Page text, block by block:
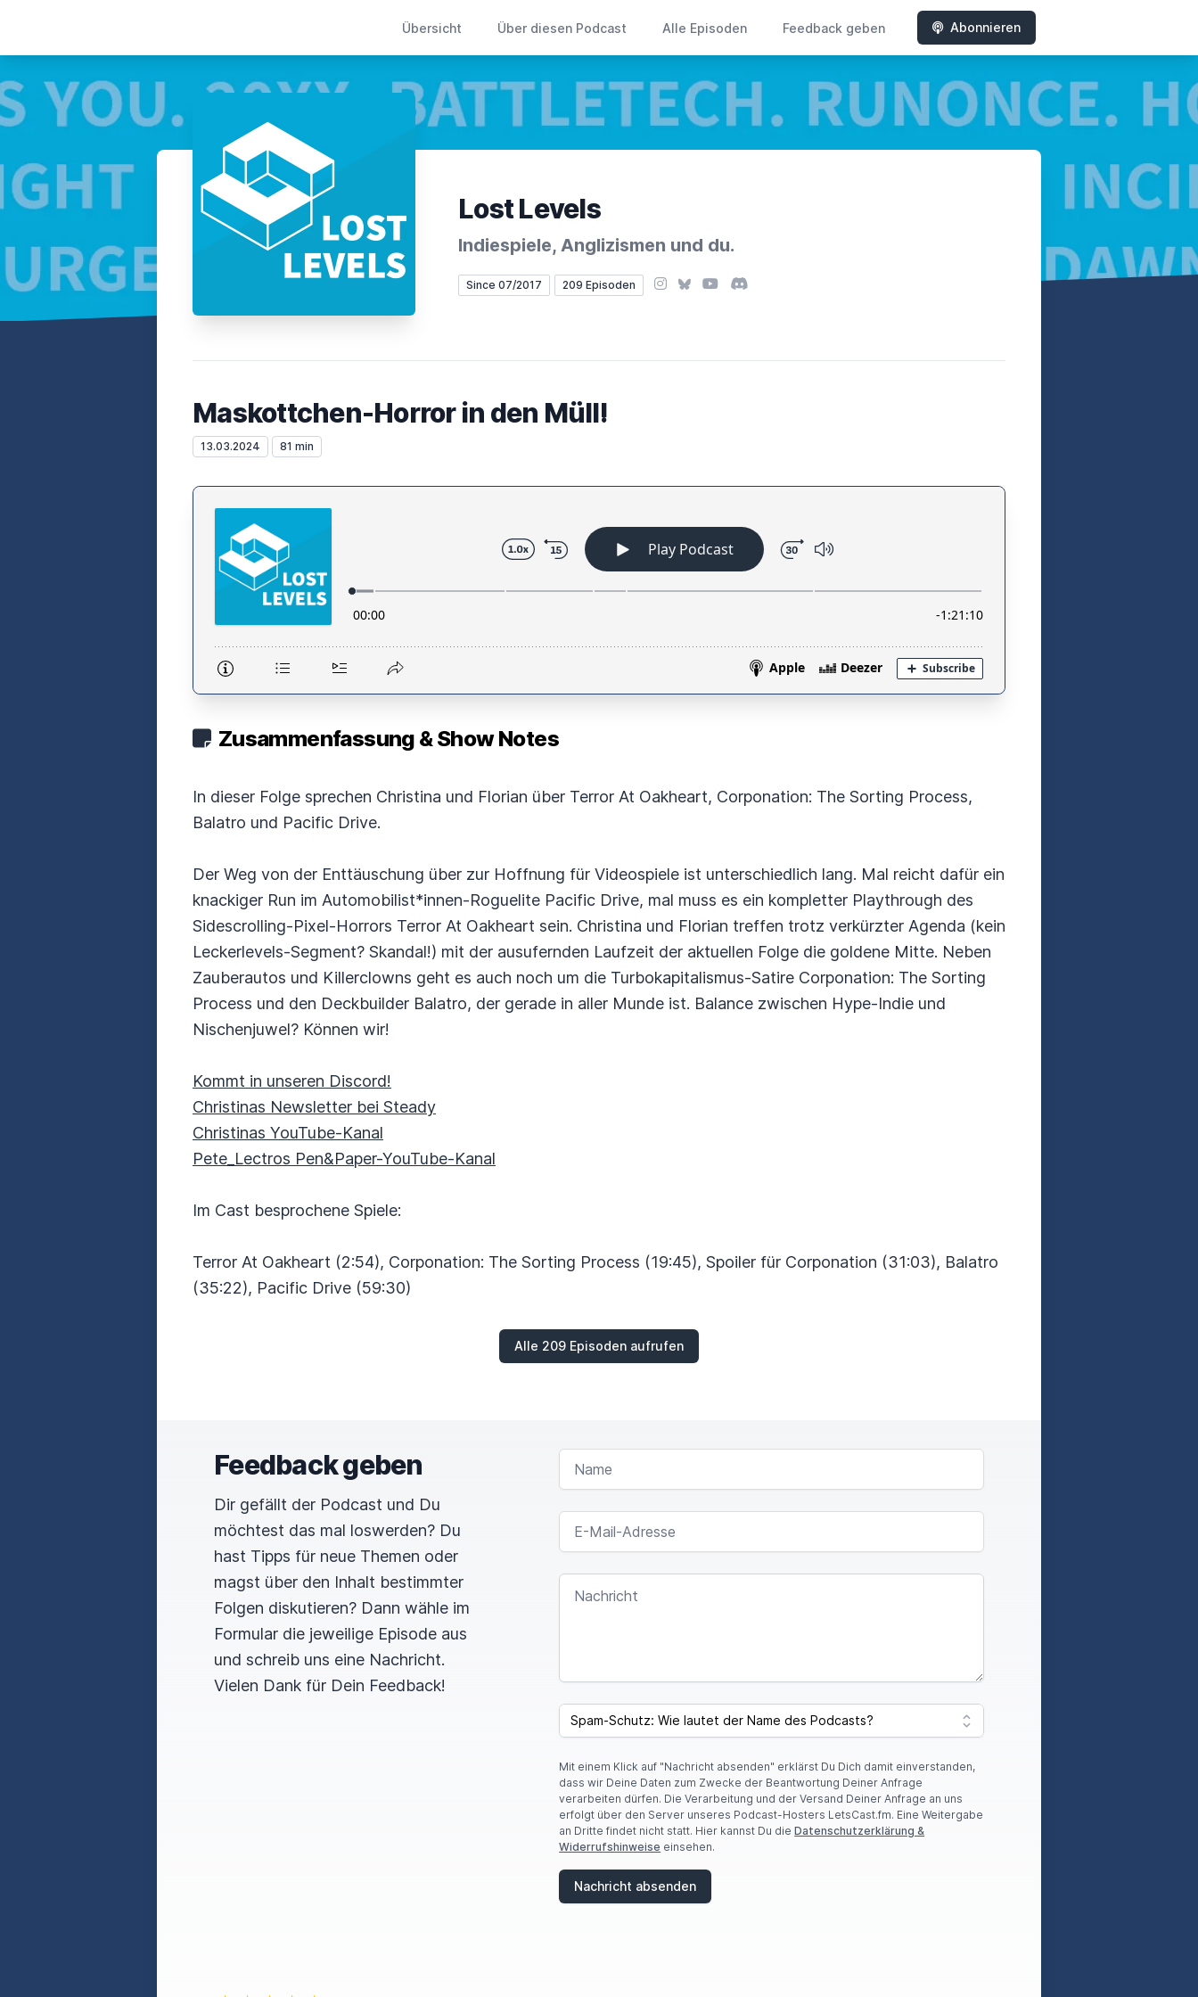
Übersicht Über diesen Podcast Alle Episoden Feedback geben Abonnieren
Lost Levels
Indiespiele, Anglizismen und du.
Since 07/2017 209 Episoden Instagram
BlueskyYouTubeDiscord
Maskottchen-Horror in den Müll!
13.03.2024 81 min
Zusammenfassung & Show Notes
In dieser Folge sprechen Christina und Florian über Terror At Oakheart, Corponation: The Sorting Process,
Balatro und Pacific Drive.
Der Weg von der Enttäuschung über zur Hoffnung für Videospiele ist unterschiedlich lang. Mal reicht dafür ein
knackiger Run im Automobilist*innen-Roguelite Pacific Drive, mal muss es ein kompletter Playthrough des
Sidescrolling-Pixel-Horrors Terror At Oakheart sein. Christina und Florian treffen trotz verkürzter Agenda (kein
Leckerlevels-Segment? Skandal!) mit der ausufernden Laufzeit der aktuellen Folge die goldene Mitte. Neben
Zauberautos und Killerclowns geht es auch noch um die Turbokapitalismus-Satire Corponation: The Sorting
Process und den Deckbuilder Balatro, der gerade in aller Munde ist. Balance zwischen Hype-Indie und
Nischenjuwel? Können wir!
Kommt in unseren Discord!
Christinas Newsletter bei Steady
Christinas YouTube-Kanal
Pete_Lectros Pen&Paper-YouTube-Kanal
Im Cast besprochene Spiele:
Terror At Oakheart (2:54), Corponation: The Sorting Process (19:45), Spoiler für Corponation (31:03), Balatro
(35:22), Pacific Drive (59:30)
Alle 209 Episoden aufrufen
Feedback geben
Dir gefällt der Podcast und Du
möchtest das mal loswerden? Du
hast Tipps für neue Themen oder
magst über den Inhalt bestimmter
Folgen diskutieren? Dann wähle im
Formular die jeweilige Episode aus
und schreib uns eine Nachricht.
Vielen Dank für Dein Feedback!
NAME
E-MAIL-ADRESSE
NACHRICHT
F
O
A
R
E
A
H
U
M
N
SPAM CAPTCHA
Mit einem Klick auf "Nachricht absenden" erklärst Du Dich damit einverstanden,
dass wir Deine Daten zum Zwecke der Beantwortung Deiner Anfrage
verarbeiten dürfen. Die Verarbeitung und der Versand Deiner Anfrage an uns
erfolgt über den Server unseres Podcast-Hosters LetsCast.fm. Eine Weitergabe
an Dritte findet nicht statt. Hier kannst Du dieDatenschutzerklärung &
Widerrufshinweise einsehen.
Nachricht absenden